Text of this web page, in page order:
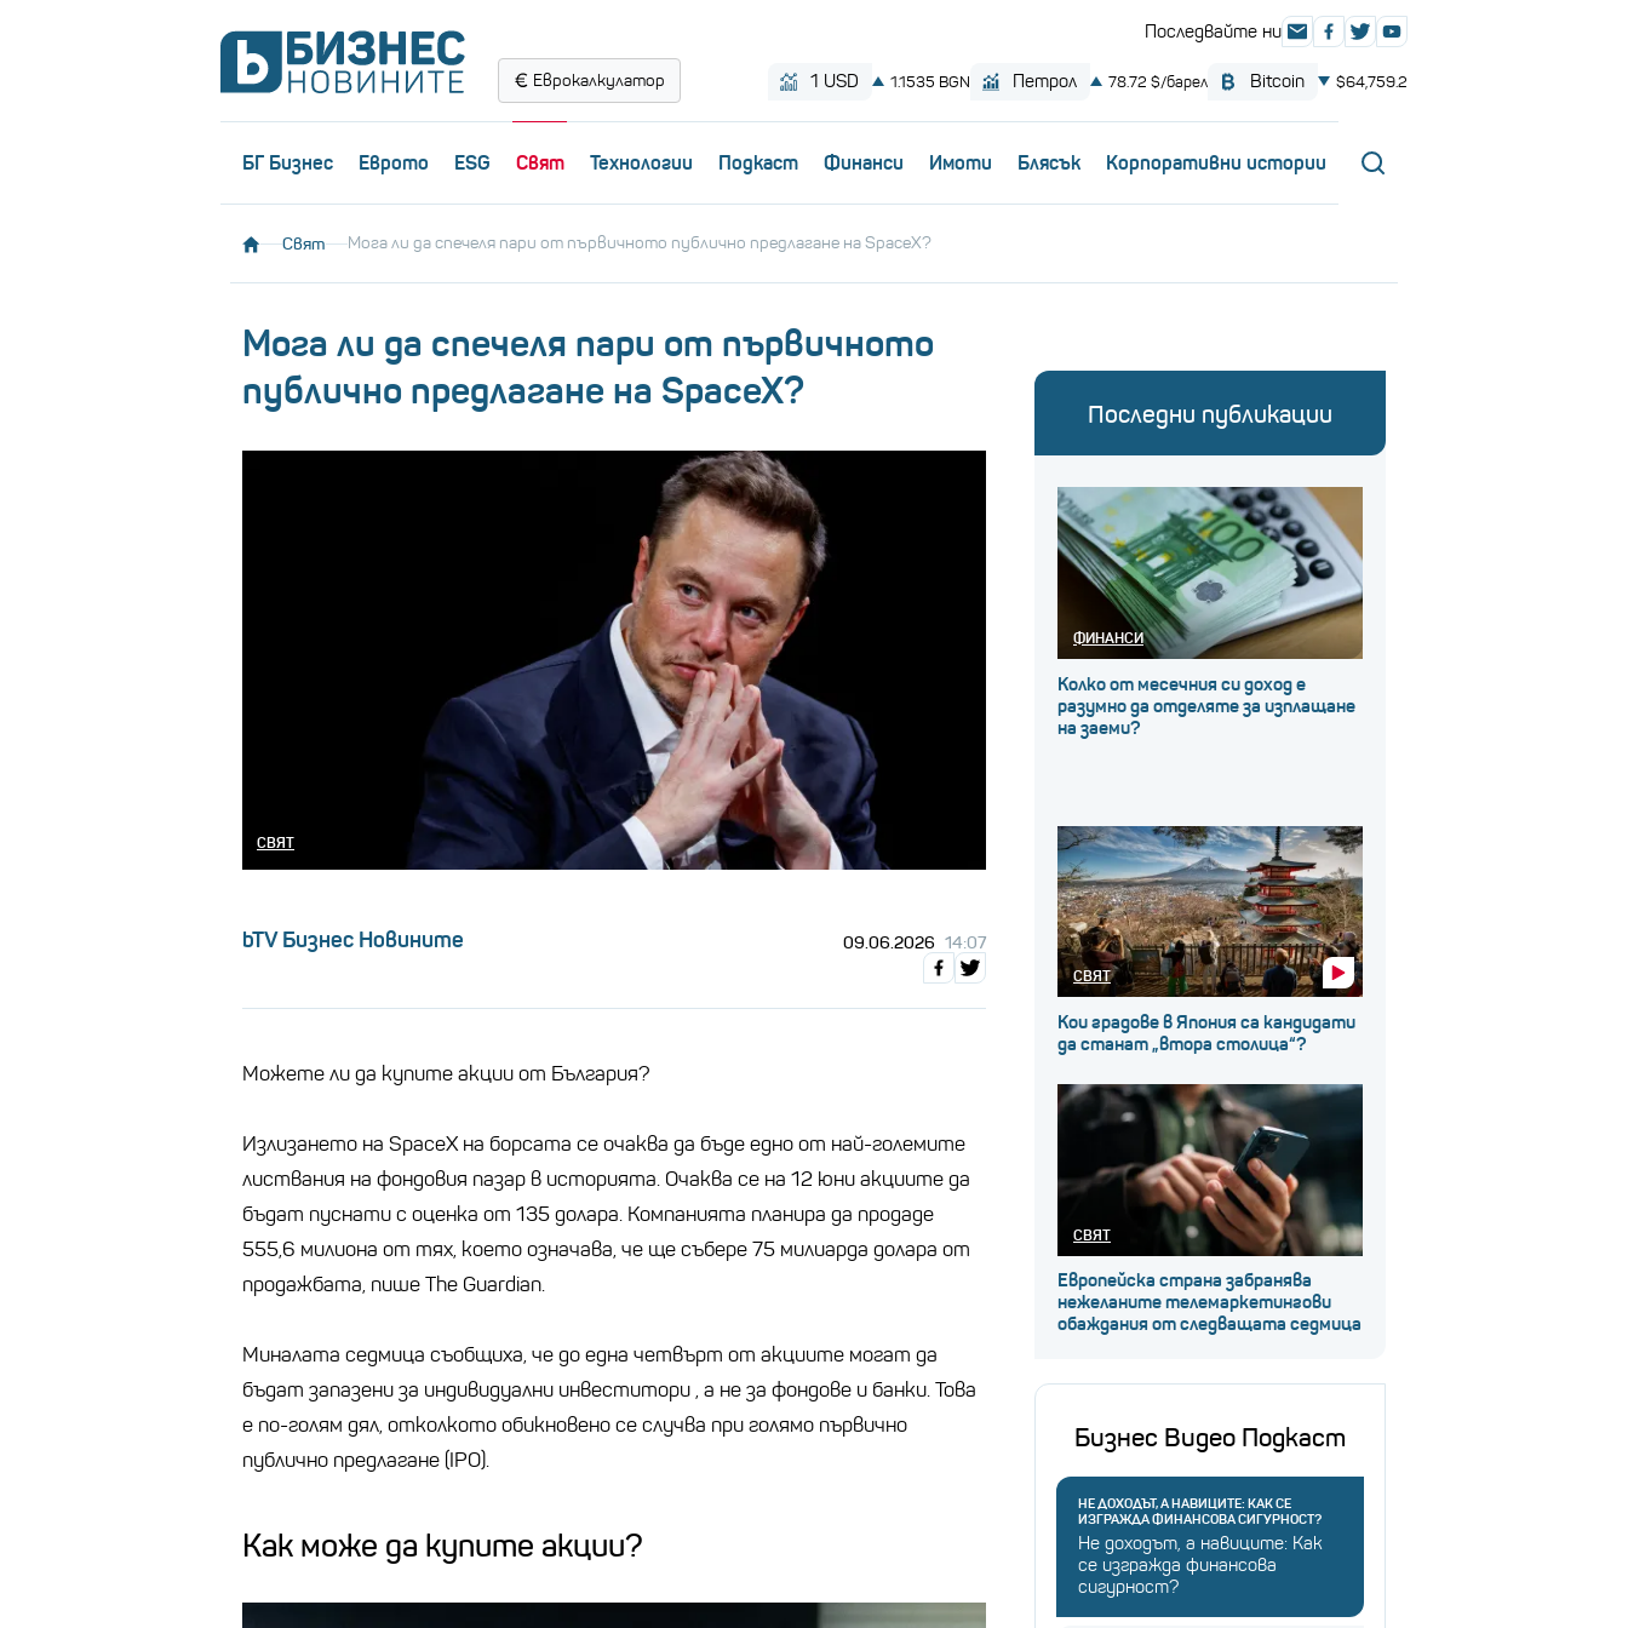
Еврокалкулатор
БГ Бизнес Еврото ESG Свят Технологии Пoдкаст Финанси Имоти Блясък Корпоративни истории
Свят Мога ли да спечеля пари от първичното публично предлагане на SpaceX?
Мога ли да спечеля пари от първичното
публично предлагане на SpaceX?
СВЯТ
bTV Бизнес Новините 09.06.2026 14:07
Можете ли да купите акции от България?
Излизането на SpaceX на борсата се очаква да бъде едно от най-големите
листвания на фондовия пазар в историята. Очаква се на 12 юни акциите да
бъдат пуснати с оценка от 135 долара. Компанията планира да продаде
555,6 милиона от тях, което означава, че ще събере 75 милиарда долара от
продажбата, пише The Guardian.
Миналата седмица съобщиха, че до една четвърт от акциите могат да
бъдат запазени за индивидуални инвеститори , а не за фондове и банки. Това
е по-голям дял, отколкото обикновено се случва при голямо първично
публично предлагане (IPO).
Как може да купите акции?
Последни публикации
ФИНАНСИ
Колко от месечния си доход е
разумно да отделяте за изплащане
на заеми?
СВЯТ
Кои градове в Япония са кандидати
да станат „втора столица“?
СВЯТ
Европейска страна забранява
нежеланите телемаркетингови
обаждания от следващата седмица
Бизнес Видео Подкаст
НЕ ДОХОДЪТ, А НАВИЦИТЕ: КАК СЕ
ИЗГРАЖДА ФИНАНСОВА СИГУРНОСТ?
Не доходът, а навиците: Как
се изгражда финансова
сигурност?